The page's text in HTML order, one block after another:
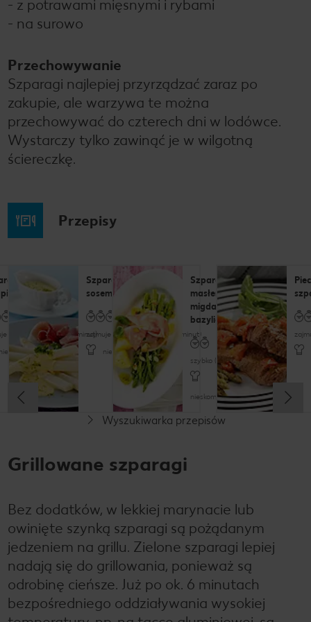
- z potrawami mięsnymi i rybami
- na surowo
Przechowywanie
Szparagi najlepiej przyrządzać zaraz po
zakupie, ale warzywa te można
przechowywać do czterech dni w lodówce.
Wystarczy tylko zawinąć je w wilgotną
ściereczkę.
Przepisy
otulone
szynką
trochę czasu (do 60 minut)
Szparagi z piekarnika z
sosem holenderskim
zajmuje trochę czasu (do 60 minut)
nieskomplikowany
Szparagi z
masłem
migdałowo-
bazyliowym
szybko (do 30 minut)
nieskomplikowany
Wyszukiwarka przepisów
Grillowane szparagi
Bez dodatków, w lekkiej marynacie lub
owinięte szynką szparagi są pożądanym
jedzeniem na grillu. Zielone szparagi lepiej
nadają się do grillowania, ponieważ są
odrobinę cieńsze. Już po ok. 6 minutach
bezpośredniego oddziaływania wysokiej